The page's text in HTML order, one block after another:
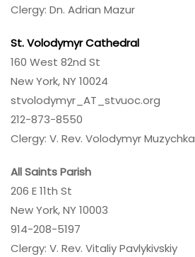
Clergy: Dn. Adrian Mazur
St. Volodymyr Cathedral
160 West 82nd St
New York, NY 10024
stvolodymyr_AT_stvuoc.org
212-873-8550
Clergy: V. Rev. Volodymyr Muzychka
All Saints Parish
206 E 11th St
New York, NY 10003
914-208-5197
Clergy: V. Rev. Vitaliy Pavlykivskiy